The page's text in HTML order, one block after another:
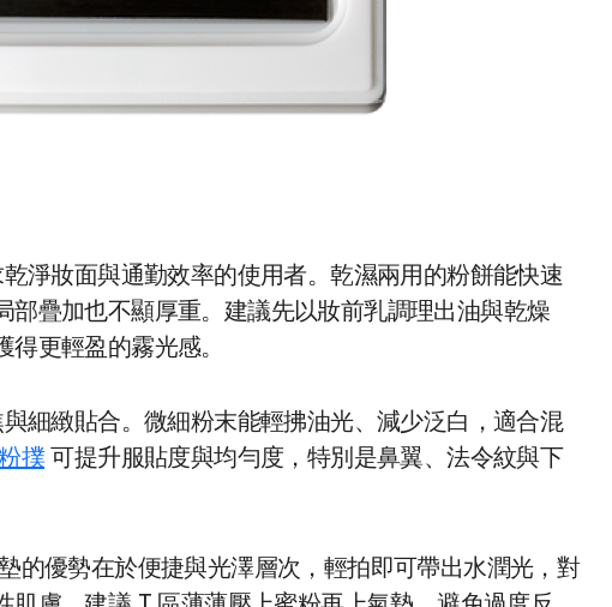
淨妝面與通勤效率的使用者。乾濕兩用的粉餅能快速
部疊加也不顯厚重。建議先以妝前乳調理出油與乾燥
更輕盈的霧光感。
細緻貼合。微細粉末能輕拂油光、減少泛白，適合混
撲可提升服貼度與均勻度，特別是鼻翼、法令紋與下
的優勢在於便捷與光澤層次，輕拍即可帶出水潤光，對